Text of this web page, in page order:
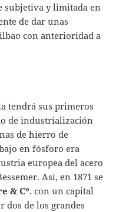
subjetiva y limitada en
de dar unas
con anterioridad a
tendrá sus primeros
de industrialización
de hierro de
en fósforo era
europea del acero
Así, en 1871 se
& Cº. con un capital
dos de los grandes